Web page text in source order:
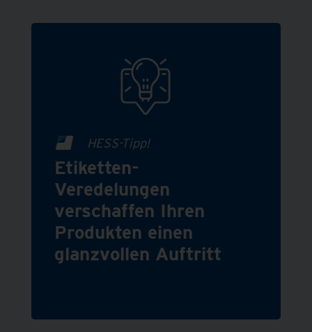
HESS-Tipp!
Etiketten-
Veredelungen
verschaffen Ihren
Produkten einen
glanzvollen Auftritt